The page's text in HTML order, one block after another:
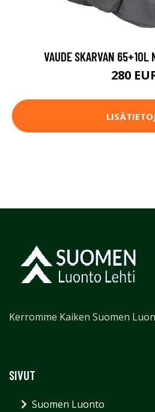
VAUDE SKARVAN 65+10L
280
Kerromme Kaiken Suomen
SIVUT
Suomen Luonto